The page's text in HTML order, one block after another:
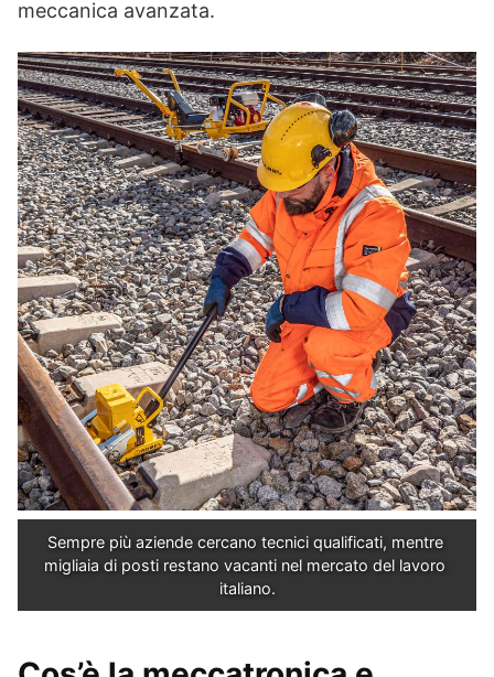
meccanica avanzata.
Sempre più aziende cercano tecnici qualificati, mentre
migliaia di posti restano vacanti nel mercato del lavoro
italiano.